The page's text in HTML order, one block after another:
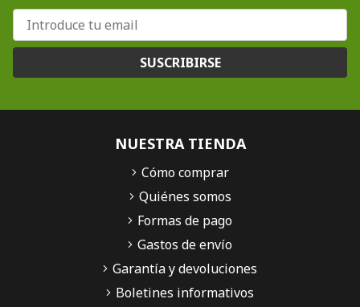
SUSCRIBIRSE
NUESTRA TIENDA
Cómo comprar
Quiénes somos
Formas de pago
Gastos de envío
Garantía y devoluciones
Boletines informativos